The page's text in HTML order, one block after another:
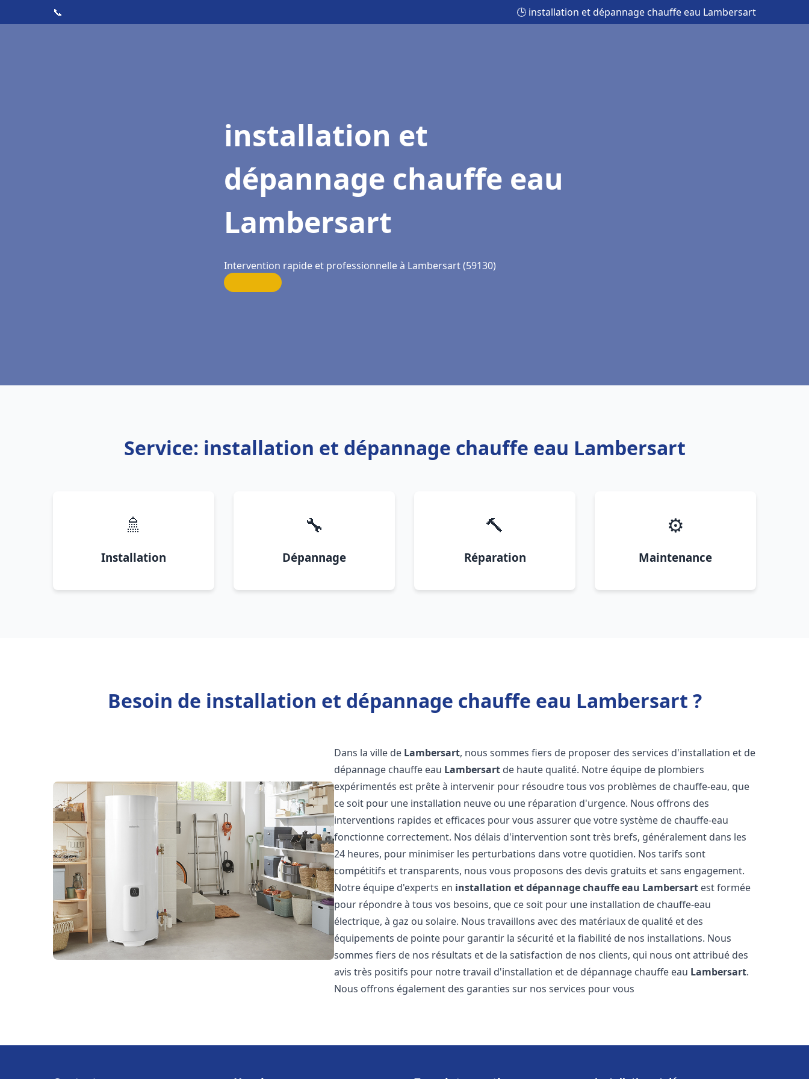
📞 🕒 installation et dépannage chauffe eau Lambersart
installation et
dépannage chauffe eau
Lambersart
Intervention rapide et professionnelle à Lambersart (59130)
Service: installation et dépannage chauffe eau Lambersart
🚿
Installation
🔧
Dépannage
🔨
Réparation
⚙️
Maintenance
Besoin de installation et dépannage chauffe eau Lambersart ?
Dans la ville de Lambersart, nous sommes fiers de proposer des services d'installation et de
dépannage chauffe eau Lambersart de haute qualité. Notre équipe de plombiers
expérimentés est prête à intervenir pour résoudre tous vos problèmes de chauffe-eau, que
ce soit pour une installation neuve ou une réparation d'urgence. Nous offrons des
interventions rapides et efficaces pour vous assurer que votre système de chauffe-eau
fonctionne correctement. Nos délais d'intervention sont très brefs, généralement dans les
24 heures, pour minimiser les perturbations dans votre quotidien. Nos tarifs sont
compétitifs et transparents, nous vous proposons des devis gratuits et sans engagement.
Notre équipe d'experts en installation et dépannage chauffe eau Lambersart est formée
pour répondre à tous vos besoins, que ce soit pour une installation de chauffe-eau
électrique, à gaz ou solaire. Nous travaillons avec des matériaux de qualité et des
équipements de pointe pour garantir la sécurité et la fiabilité de nos installations. Nous
sommes fiers de nos résultats et de la satisfaction de nos clients, qui nous ont attribué des
avis très positifs pour notre travail d'installation et de dépannage chauffe eau Lambersart.
Nous offrons également des garanties sur nos services pour vous